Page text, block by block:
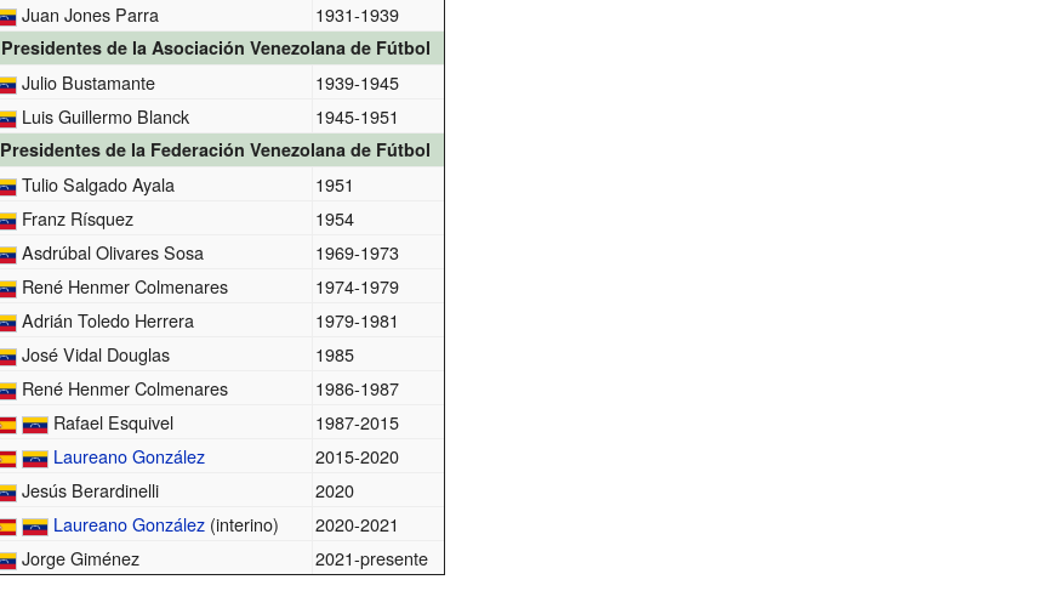
Juan Jones Parra 1931-1939
Presidentes de la Asociación Venezolana de Fútbol
Julio Bustamante
1939-1945
Luis Guillermo Blanck
1945-1951
Presidentes de la Federación Venezolana de Fútbol
Tulio Salgado Ayala
1951
Franz Rísquez
1954
Asdrúbal Olivares Sosa
1969-1973
René Henmer Colmenares
1974-1979
Adrián Toledo Herrera
1979-1981
José Vidal Douglas
1985
René Henmer Colmenares
1986-1987
Rafael Esquivel
1987-2015
Laureano González
2015-2020
Jesús Berardinelli
2020
Laureano González(interino)
2020-2021
Jorge Giménez
2021-presente